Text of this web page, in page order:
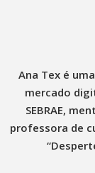
Ana Tex é
mercado
SEBRAE,
professora de